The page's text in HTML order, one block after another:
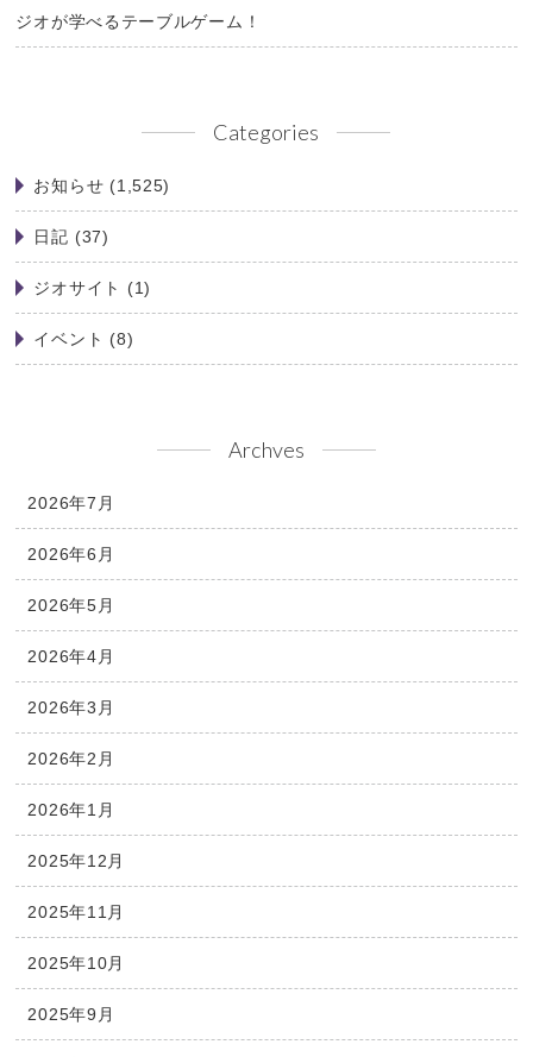
ジオが学べるテーブルゲーム！
Categories
お知らせ (1,525)
日記 (37)
ジオサイト (1)
イベント (8)
Archves
2026年7月
2026年6月
2026年5月
2026年4月
2026年3月
2026年2月
2026年1月
2025年12月
2025年11月
2025年10月
2025年9月